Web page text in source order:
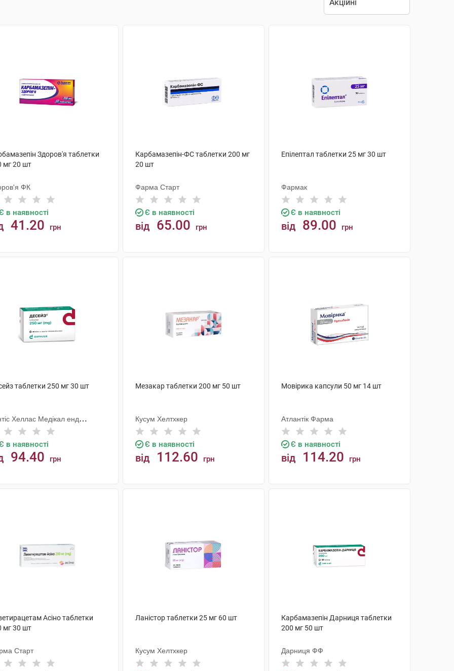
Здоров'я таблетки
мг 20 шт
ФК
в наявності
41.20 грн
Карбамазепін-ФС таблетки 200 мг
20 шт
Фарма Старт
Є в наявності
від 65.00 грн
Епілептал таблетки 25 мг 30 шт
Фармак
Є в наявності
від 89.00 грн
таблетки 250 мг 30 шт
Хеллас Медікал енд
Продактс С.А.
в наявності
94.40 грн
Мезакар таблетки 200 мг 50 шт
Кусум Хелтхкер
Є в наявності
від 112.60 грн
Мовірика капсули 50 мг 14 шт
Атлантік Фарма
Є в наявності
від 114.20 грн
Асіно таблетки
мг 30 шт
Старт
Ланістор таблетки 25 мг 60 шт
Кусум Хелтхкер
Карбамазепін Дарниця таблетки
200 мг 50 шт
Дарниця ФФ